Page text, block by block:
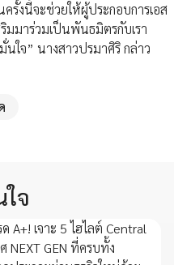
รั้งนี้จะช่วยให้ผู้ประกอบการเอส
มมาร่วมเป็นพันธมิตรกับเรา
นใจ” นางสาวปรมาศิริ กล่าว
จ